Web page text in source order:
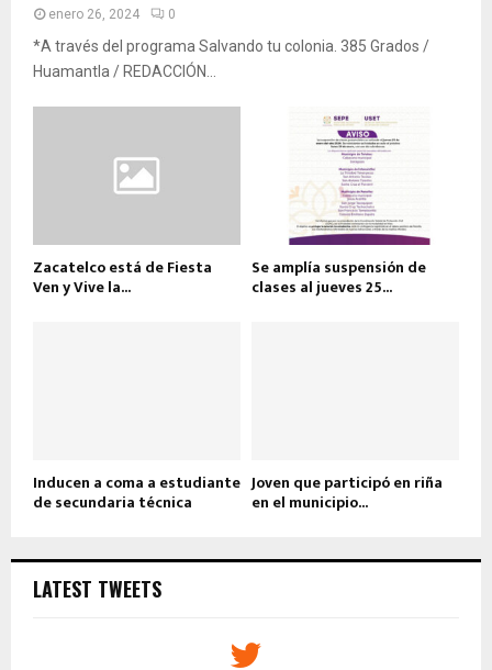
enero 26, 2024 0
*A través del programa Salvando tu colonia. 385 Grados /
Huamantla / REDACCIÓN...
Zacatelco está de Fiesta
Ven y Vive la...
Se amplía suspensión de
clases al jueves 25...
Inducen a coma a estudiante
de secundaria técnica
Joven que participó en riña
en el municipio...
LATEST TWEETS